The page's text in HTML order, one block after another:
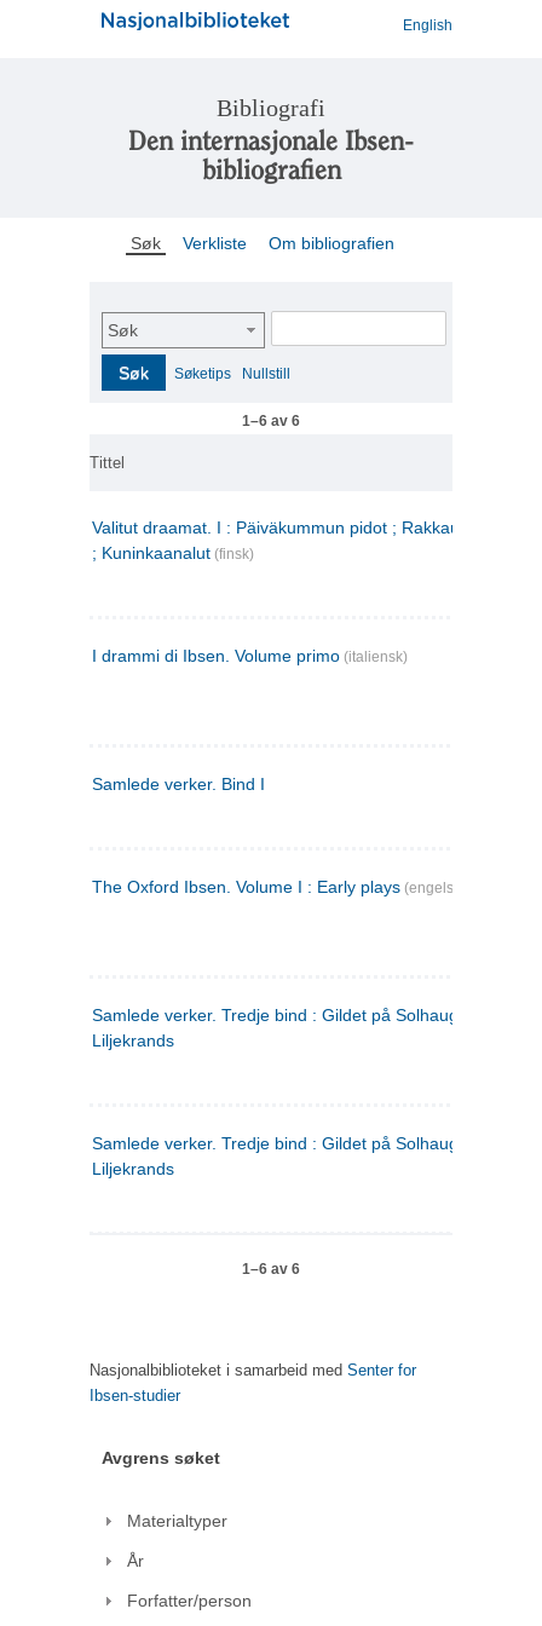
English
Bibliografi
Den internasjonale Ibsen-
bibliografien
Søk Verkliste Om bibliografien
Søk
Søk Søketips Nullstill
1–6 av 6
Tittel
Valitut draamat. I : Päiväkummun pidot ; Rakkauden
; Kuninkaanalut (finsk)
I drammi di Ibsen. Volume primo (italiensk)
Samlede verker. Bind I
The Oxford Ibsen. Volume I : Early plays (engelsk)
Samlede verker. Tredje bind : Gildet på Solhaug ; Olaf
Liljekrands
Samlede verker. Tredje bind : Gildet på Solhaug ; Olaf
Liljekrands
1–6 av 6
Nasjonalbiblioteket i samarbeid med Senter for
Ibsen-studier
Avgrens søket
Materialtyper
År
Forfatter/person